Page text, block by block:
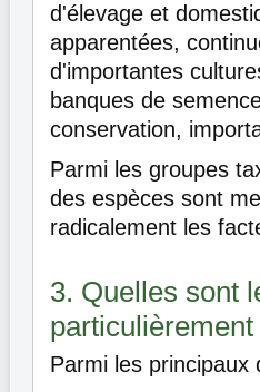
d'élevage et
apparentées,
d'importantes
banques de
conservation,
Parmi les groupes
des espèces sont
radicalement les
3. Quelles sont
Parmi les principaux